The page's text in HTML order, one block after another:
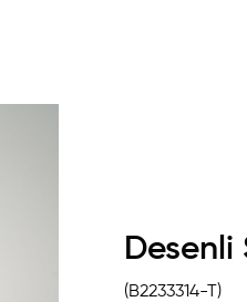
Desenli
(B2233314-T)